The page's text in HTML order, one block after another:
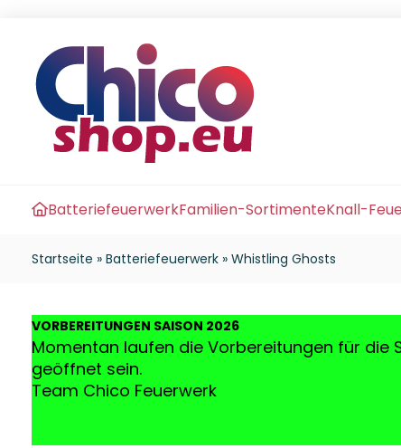
BatteriefeuerwerkFamilien-SortimenteKnall-
Startseite » Batteriefeuerwerk » Whistling Ghosts
VORBEREITUNGEN SAISON 2026
Momentan laufen die Vorbereitungen für die
geöffnet sein.
Team Chico Feuerwerk